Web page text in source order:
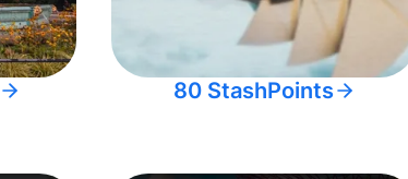
80 StashPoints